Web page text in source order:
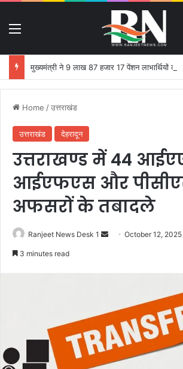
Home /उत्तराखंड
उत्तराखंड देहरादून
उत्तराखण्ड में 44
आईएफएस और
अफसरों के तबादले
Ranjeet News Desk 1
m
a
i
October 12, 2025
3 minutes read